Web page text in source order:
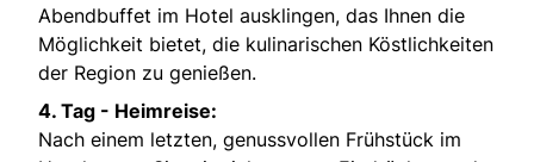
Abendbuffet im Hotel ausklingen, das Ihnen die
Möglichkeit bietet, die kulinarischen Köstlichkeiten
der Region zu genießen.
4. Tag - Heimreise:
Nach einem letzten, genussvollen Frühstück im